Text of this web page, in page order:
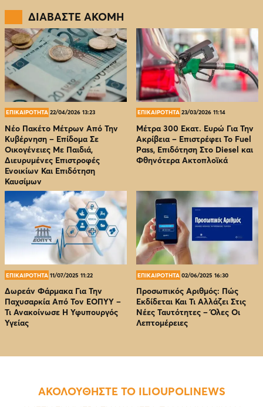
ΔΙΑΒΑΣΤΕ ΑΚΟΜΗ
ΕΠΙΚΑΙΡΟΤΗΤΑ 22/04/2026 13:23
Νέο Πακέτο Μέτρων Από Την
Κυβέρνηση – Επίδομα Σε
Οικογένειες Με Παιδιά,
Διευρυμένες Επιστροφές
Ενοικίων Και Επιδότηση
Καυσίμων
ΕΠΙΚΑΙΡΟΤΗΤΑ 23/03/2026 11:14
Μέτρα 300 Εκατ. Ευρώ Για Την
Ακρίβεια – Επιστρέφει Το Fuel
Pass, Επιδότηση Στο Diesel και
Φθηνότερα Ακτοπλοϊκά
ΕΠΙΚΑΙΡΟΤΗΤΑ 11/07/2025 11:22
Δωρεάν Φάρμακα Για Την
Παχυσαρκία Από Τον EOΠΥΥ –
Τι Ανακοίνωσε Η Υφυπουργός
Υγείας
ΕΠΙΚΑΙΡΟΤΗΤΑ 02/06/2025 16:30
Προσωπικός Αριθμός: Πώς
Εκδίδεται Και Τι Αλλάζει Στις
Νέες Ταυτότητες – Όλες Οι
Λεπτομέρειες
ΑΚΟΛΟΥΘΗΣΤΕ ΤΟ ILIOUPOLINEWS